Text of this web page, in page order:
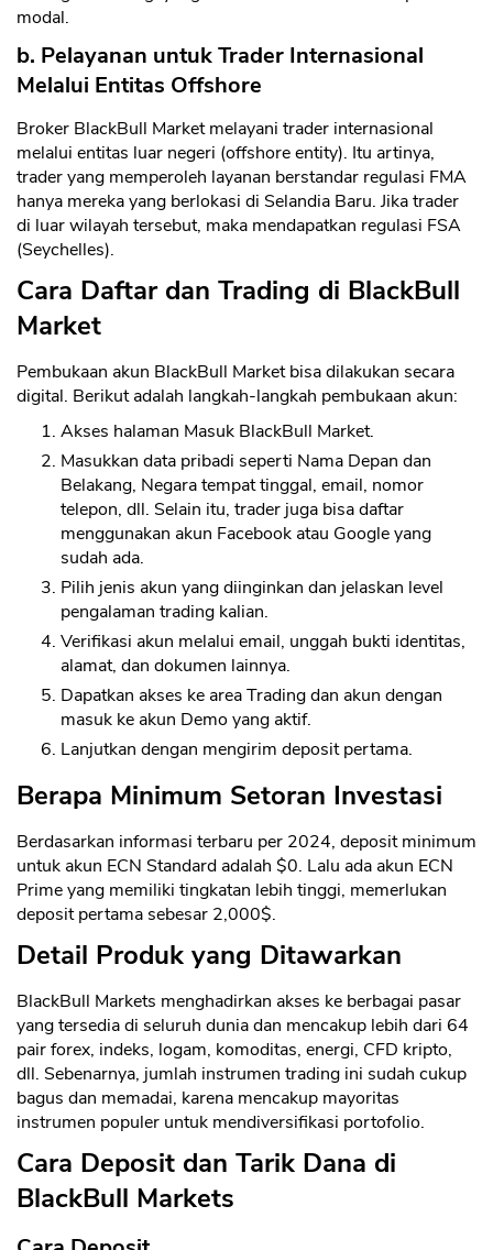
modal.
b. Pelayanan untuk Trader Internasional
Melalui Entitas Offshore
Broker BlackBull Market melayani trader internasional
melalui entitas luar negeri (offshore entity). Itu artinya,
trader yang memperoleh layanan berstandar regulasi FMA
hanya mereka yang berlokasi di Selandia Baru. Jika trader
di luar wilayah tersebut, maka mendapatkan regulasi FSA
(Seychelles).
Cara Daftar dan Trading di BlackBull
Market
Pembukaan akun BlackBull Market bisa dilakukan secara
digital. Berikut adalah langkah-langkah pembukaan akun:
Akses halaman Masuk BlackBull Market.
Masukkan data pribadi seperti Nama Depan dan
Belakang, Negara tempat tinggal, email, nomor
telepon, dll. Selain itu, trader juga bisa daftar
menggunakan akun Facebook atau Google yang
sudah ada.
Pilih jenis akun yang diinginkan dan jelaskan level
pengalaman trading kalian.
Verifikasi akun melalui email, unggah bukti identitas,
alamat, dan dokumen lainnya.
Dapatkan akses ke area Trading dan akun dengan
masuk ke akun Demo yang aktif.
Lanjutkan dengan mengirim deposit pertama.
Berapa Minimum Setoran Investasi
Berdasarkan informasi terbaru per 2024, deposit minimum
untuk akun ECN Standard adalah $0. Lalu ada akun ECN
Prime yang memiliki tingkatan lebih tinggi, memerlukan
deposit pertama sebesar 2,000$.
Detail Produk yang Ditawarkan
BlackBull Markets menghadirkan akses ke berbagai pasar
yang tersedia di seluruh dunia dan mencakup lebih dari 64
pair forex, indeks, logam, komoditas, energi, CFD kripto,
dll. Sebenarnya, jumlah instrumen trading ini sudah cukup
bagus dan memadai, karena mencakup mayoritas
instrumen populer untuk mendiversifikasi portofolio.
Cara Deposit dan Tarik Dana di
BlackBull Markets